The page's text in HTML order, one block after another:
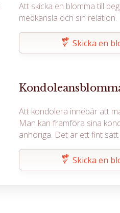
Att skicka en blomma till
medkänsla och sin relation.
Skicka en
Att kondolera innebär att
Man kan framföra sina
anhöriga. Det är ett fint
Skicka en